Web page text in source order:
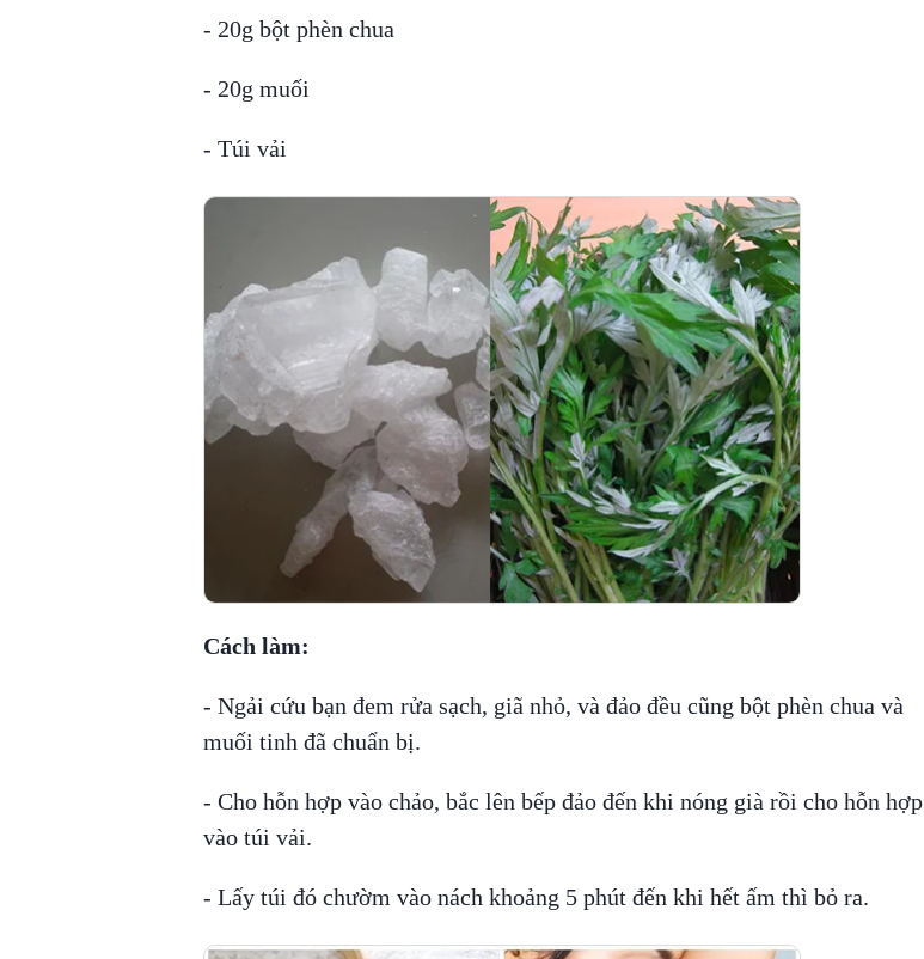
- 20g bột phèn chua
- 20g muối
- Túi vải
Cách làm:
- Ngải cứu bạn đem rửa sạch, giã nhỏ, và đảo đều cũng bột phèn chua và
muối tinh đã chuẩn bị.
- Cho hỗn hợp vào chảo, bắc lên bếp đảo đến khi nóng già rồi cho hỗn hợp
vào túi vải.
- Lấy túi đó chườm vào nách khoảng 5 phút đến khi hết ấm thì bỏ ra.